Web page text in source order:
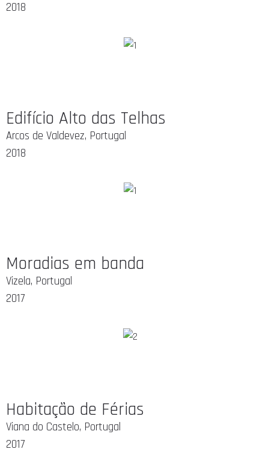
2018
Edifício Alto das Telhas
Arcos de Valdevez, Portugal
2018
Moradias em banda
Vizela, Portugal
2017
Habitação de Férias
Viana do Castelo, Portugal
2017